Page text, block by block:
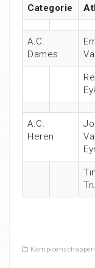
Categorie
A.C.
Dames
A.C.
Heren